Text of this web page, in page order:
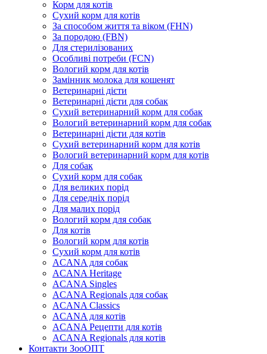
Корм для котів
Сухий корм для котів
За способом життя та віком (FHN)
За породою (FBN)
Для стерилізованих
Особливі потреби (FCN)
Вологий корм для котів
Замінник молока для кошенят
Ветеринарні дієти
Ветеринарні дієти для собак
Сухий ветеринарний корм для собак
Вологий ветеринарний корм для собак
Ветеринарні дієти для котів
Сухий ветеринарний корм для котів
Вологий ветеринарний корм для котів
Для собак
Сухий корм для собак
Для великих порід
Для середніх порід
Для малих порід
Вологий корм для собак
Для котів
Вологий корм для котів
Сухий корм для котів
ACANA для собак
ACANA Heritage
ACANA Singles
ACANA Regionals для собак
ACANA Classics
ACANA для котів
ACANA Рецепти для котів
ACANA Regionals для котів
Контакти ЗооОПТ